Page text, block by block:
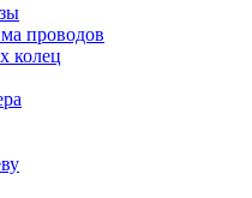
проводов
колец